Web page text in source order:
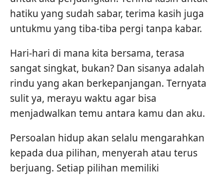
hatiku yang sudah sabar, terima kasih juga
untukmu yang tiba-tiba pergi tanpa kabar.
Hari-hari di mana kita bersama, terasa
sangat singkat, bukan? Dan sisanya adalah
rindu yang akan berkepanjangan. Ternyata
sulit ya, merayu waktu agar bisa
menjadwalkan temu antara kamu dan aku.
Persoalan hidup akan selalu mengarahkan
kepada dua pilihan, menyerah atau terus
berjuang. Setiap pilihan memiliki